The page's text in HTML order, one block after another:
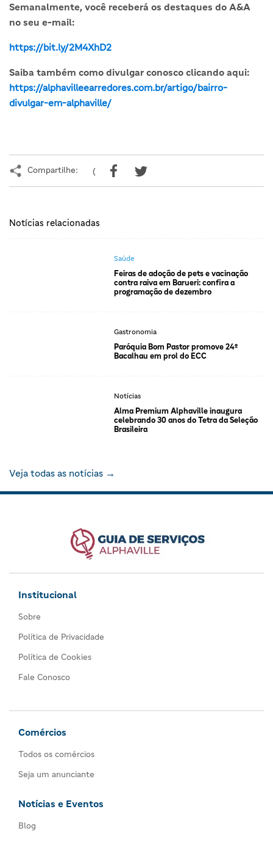
Semanalmente, você receberá os destaques do A&A
no seu e-mail:
https://bit.ly/2M4XhD2
Saiba também como divulgar conosco clicando aqui:
https://alphavilleearredores.com.br/artigo/bairro-
divulgar-em-alphaville/
Compartilhe: (
Notícias relacionadas
Saúde
Feiras de adoção de pets e vacinação
contra raiva em Barueri: confira a
programação de dezembro
Gastronomia
Paróquia Bom Pastor promove 24º
Bacalhau em prol do ECC
Notícias
Alma Premium Alphaville inaugura
celebrando 30 anos do Tetra da Seleção
Brasileira
Veja todas as notícias →
Institucional
Sobre
Política de Privacidade
Política de Cookies
Fale Conosco
Comércios
Todos os comércios
Seja um anunciante
Notícias e Eventos
Blog